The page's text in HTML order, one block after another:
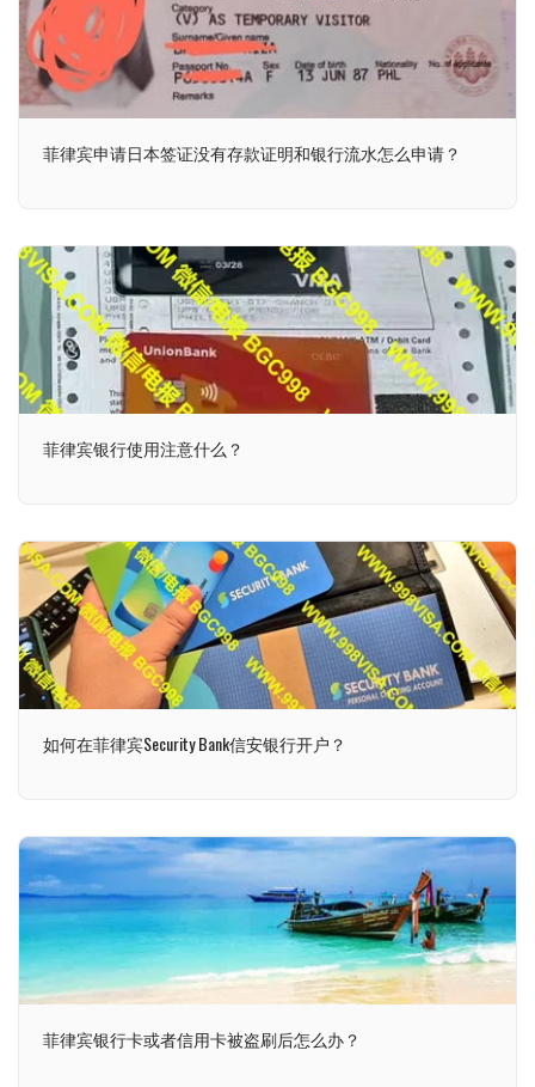
菲律宾申请日本签证没有存款证明和银行流水怎么申请？
菲律宾银行使用注意什么？
如何在菲律宾Security Bank信安银行开户？
菲律宾银行卡或者信用卡被盗刷后怎么办？